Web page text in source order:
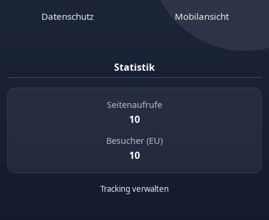
Datenschutz
Mobilansicht
Statistik
Seitenaufrufe
10
Besucher (EU)
10
Tracking verwalten